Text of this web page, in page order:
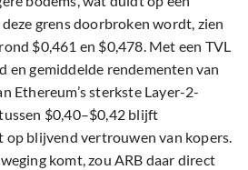
grens doorbroken wordt, zien
$0,461 en $0,478. Met een TVL
en gemiddelde rendementen van
Ethereum’s sterkste Layer-2-
$0,40–$0,42 blijft
blijvend vertrouwen van kopers.
komt, zou ARB daar direct